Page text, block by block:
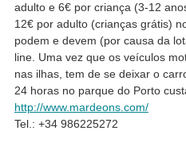
adulto e 6€ por criança (3-12
12€ por adulto (crianças grátis)
podem e devem (por causa da
line. Uma vez que os veículos
nas ilhas, tem de se deixar o
24 horas no parque do Porto
http://www.mardeons.com/
Tel.: +34 986225272